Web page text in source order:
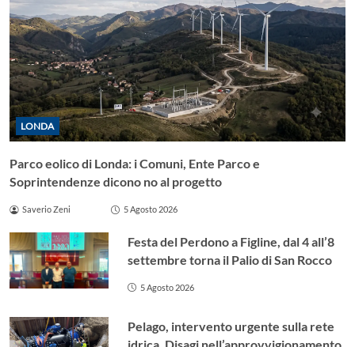
LONDA
Parco eolico di Londa: i Comuni, Ente Parco e
Soprintendenze dicono no al progetto
Saverio Zeni 5 Agosto 2026
Festa del Perdono a Figline, dal 4 all’8
settembre torna il Palio di San Rocco
5 Agosto 2026
Pelago, intervento urgente sulla rete